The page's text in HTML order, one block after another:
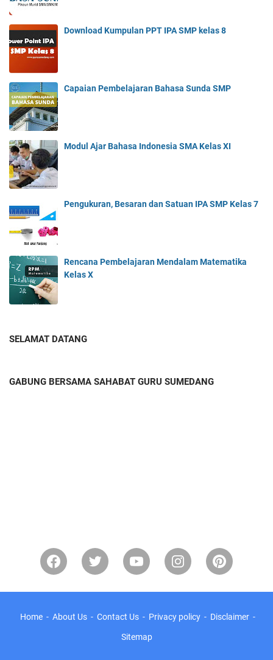
Download Kumpulan PPT IPA SMP kelas 8
Capaian Pembelajaran Bahasa Sunda SMP
Modul Ajar Bahasa Indonesia SMA Kelas XI
Pengukuran, Besaran dan Satuan IPA SMP Kelas 7
Rencana Pembelajaran Mendalam Matematika
Kelas X
SELAMAT DATANG
GABUNG BERSAMA SAHABAT GURU SUMEDANG
Home About Us Contact Us Privacy policy Disclaimer
Sitemap